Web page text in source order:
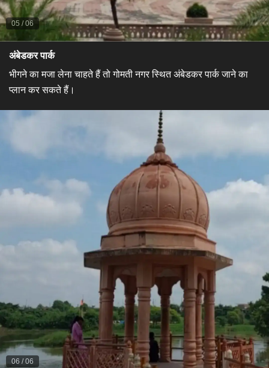
05 /06
​अंबेडकर पार्क​
भीगने का मजा लेना चाहते हैं तो गोमती नगर स्थित अंबेडकर पार्क जाने का
प्लान कर सकते हैं।
06 /06